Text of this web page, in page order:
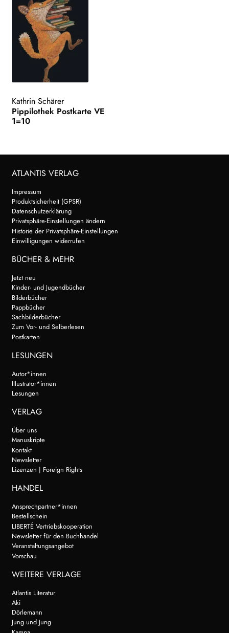
Kathrin Schärer
Pippilothek Postkarte VE
1=10
ATLANTIS VERLAG
Impressum
Produktsicherheit (GPSR)
Datenschutzerklärung
Privatsphäre-Einstellungen ändern
Historie der Privatsphäre-Einstellungen
Einwilligungen widerrufen
BÜCHER & MEHR
Jetzt neu
Kinder- und Jugendbücher
Bilderbücher
Pappbücher
Sachbilderbücher
Zum Vor- und Selberlesen
Postkarten
LESUNGEN
Autor*innen
Illustrator*innen
Lesungen
VERLAG
Über uns
Manuskripte
Kontakt
Newsletter
Lizenzen | Foreign Rights
HANDEL
Ansprechpartner*innen
Bestellschein
LIBERTÉ Vertriebskooperation
Newsletter für den Buchhandel
Veranstaltungsangebot
Vorschau
WEITERE VERLAGE
Atlantis Literatur
Aki
Dörlemann
Jung und Jung